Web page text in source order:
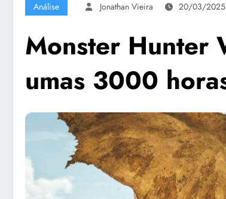
Análise Jonathan Vieira 20/03/2025
Monster Hunter
umas 3000